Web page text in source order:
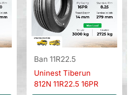
Ban 11R22.5
Uninest Tiberun
812N 11R22.5 16PR